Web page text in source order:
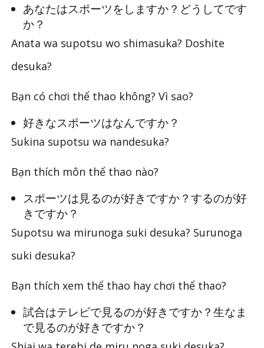
あなたはスポーツをしますか？どうしてです
か？
Anata wa supotsu wo shimasuka? Doshite
desuka?
Bạn có chơi thể thao không? Vì sao?
好きなスポーツはなんですか？
Sukina supotsu wa nandesuka?
Bạn thích môn thể thao nào?
スポーツは見るのが好きですか？するのが好
きですか？
Supotsu wa mirunoga suki desuka? Surunoga
suki desuka?
Bạn thích xem thể thao hay chơi thể thao?
試合はテレビで見るのが好きですか？生なま
で見るのが好きですか？